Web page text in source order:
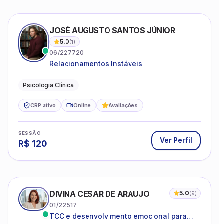
JOSÉ AUGUSTO SANTOS JÚNIOR
5.0(1)
06/227720
Relacionamentos Instáveis
Psicologia Clínica
CRP ativo Online Avaliações
SESSÃO
R$ 120 Ver Perfil
DIVINA CESAR DE ARAUJO 5.0(9)
01/22517
TCC e desenvolvimento emocional para